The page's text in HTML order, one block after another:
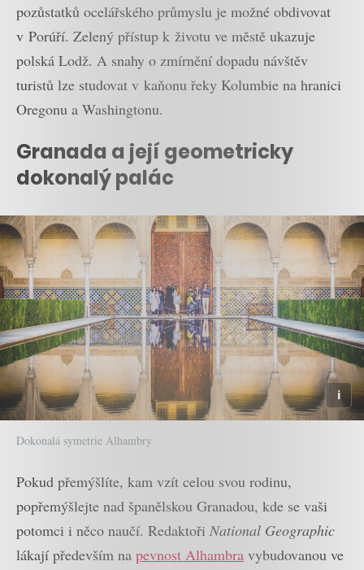
pozůstatků ocelářského průmyslu je možné obdivovat
v Porúří. Zelený přístup k životu ve městě ukazuje
polská Lodž. A snahy o zmírnění dopadu návštěv
turistů lze studovat v kaňonu řeky Kolumbie na hranici
Oregonu a Washingtonu.
Granada a její geometricky
dokonalý palác
Dokonalá symetrie Alhambry
Pokud přemýšlíte, kam vzít celou svou rodinu,
popřemýšlejte nad španělskou Granadou, kde se vaši
potomci i něco naučí. Redaktoři National Geographic
lákají především na pevnost Alhambra vybudovanou ve